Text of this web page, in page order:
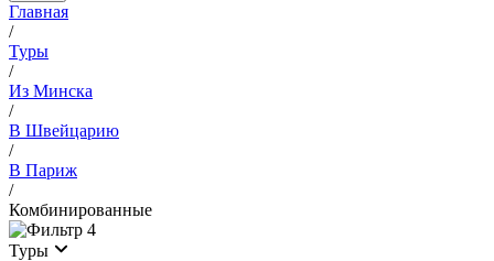
Главная
/
Туры
/
Из Минска
/
В Швейцарию
/
В Париж
/
Комбинированные
4
Туры